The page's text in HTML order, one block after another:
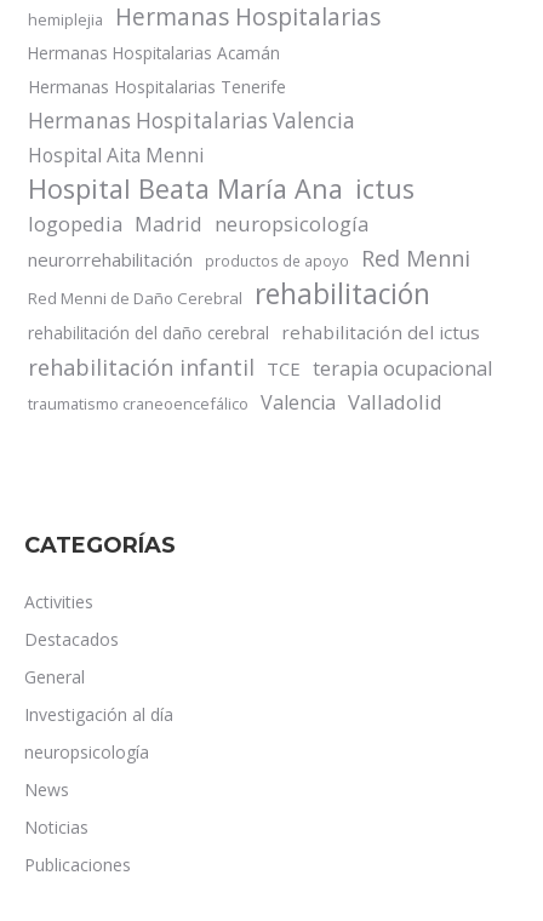
hemiplejia Hermanas Hospitalarias
Hermanas Hospitalarias Acamán
Hermanas Hospitalarias Tenerife
Hermanas Hospitalarias Valencia
Hospital Aita Menni
Hospital Beata María Ana ictus
logopedia Madrid neuropsicología
neurorrehabilitación productos de apoyo Red Menni
Red Menni de Daño Cerebral rehabilitación
rehabilitación del daño cerebral rehabilitación del ictus
rehabilitación infantil TCE terapia ocupacional
traumatismo craneoencefálico Valencia Valladolid
CATEGORÍAS
Activities
Destacados
General
Investigación al día
neuropsicología
News
Noticias
Publicaciones